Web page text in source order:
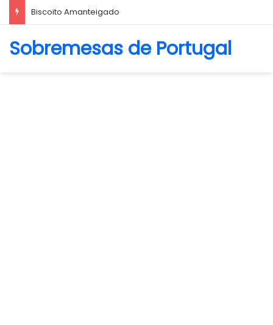
La Crema Caffè
Sobremesas de Portugal